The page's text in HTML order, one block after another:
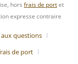
hors frais de portet
expresse contraire
aux questions
de port